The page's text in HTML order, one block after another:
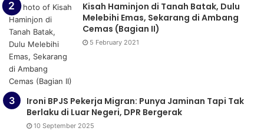
Kisah Haminjon di Tanah Batak, Dulu
Melebihi Emas, Sekarang di Ambang
Cemas (Bagian II)
5 February 2021
Ironi BPJS Pekerja Migran: Punya Jaminan Tapi Tak
Berlaku di Luar Negeri, DPR Bergerak
10 September 2025